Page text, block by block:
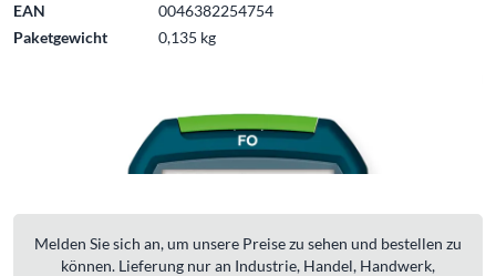
EAN
0046382254754
Paketgewicht
0,135 kg
Melden Sie sich an, um unsere Preise zu sehen und bestellen zu
können. Lieferung nur an Industrie, Handel, Handwerk,